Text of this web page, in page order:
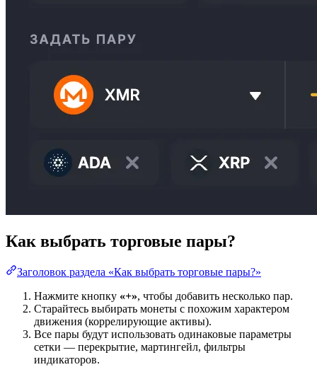
Как выбрать торговые пары?
Заголовок раздела «Как выбрать торговые пары?»
Нажмите кнопку «+», чтобы добавить несколько пар.
Старайтесь выбирать монеты с похожим характером
движения (коррелирующие активы).
Все пары будут использовать одинаковые параметры
сетки — перекрытие, мартингейл, фильтры
индикаторов.